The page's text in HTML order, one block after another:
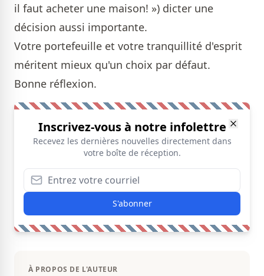
il faut acheter une maison! ») dicter une
décision aussi importante.
Votre portefeuille et votre tranquillité d'esprit
méritent mieux qu'un choix par défaut.
Bonne réflexion.
Inscrivez-vous à notre infolettre
Recevez les dernières nouvelles directement dans
votre boîte de réception.
S'abonner
À PROPOS DE L'AUTEUR